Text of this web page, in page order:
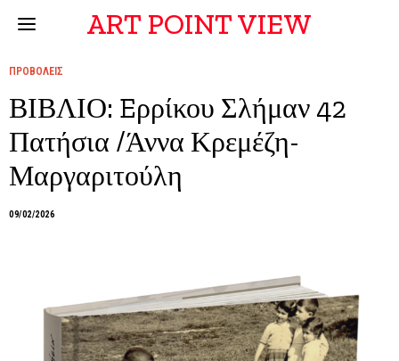
ART POINT VIEW
ΠΡΟΒΟΛΕΙΣ
ΒΙΒΛΙΟ: Eρρίκου Σλήμαν 42
Πατήσια /Άννα Κρεμέζη-
Μαργαριτούλη
09/02/2026